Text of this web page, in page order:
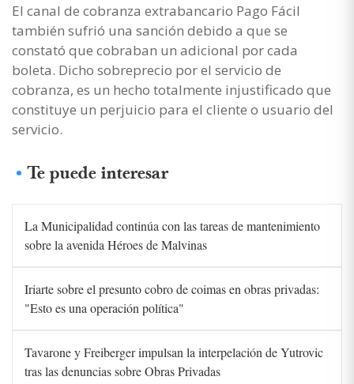
El canal de cobranza extrabancario Pago Fácil
también sufrió una sanción debido a que se
constató que cobraban un adicional por cada
boleta. Dicho sobreprecio por el servicio de
cobranza, es un hecho totalmente injustificado que
constituye un perjuicio para el cliente o usuario del
servicio.
Te puede interesar
La Municipalidad continúa con las tareas de mantenimiento
sobre la avenida Héroes de Malvinas
Iriarte sobre el presunto cobro de coimas en obras privadas:
"Esto es una operación política"
Tavarone y Freiberger impulsan la interpelación de Yutrovic
tras las denuncias sobre Obras Privadas